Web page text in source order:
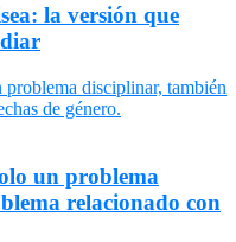
la versión que
un problema
relacionado con